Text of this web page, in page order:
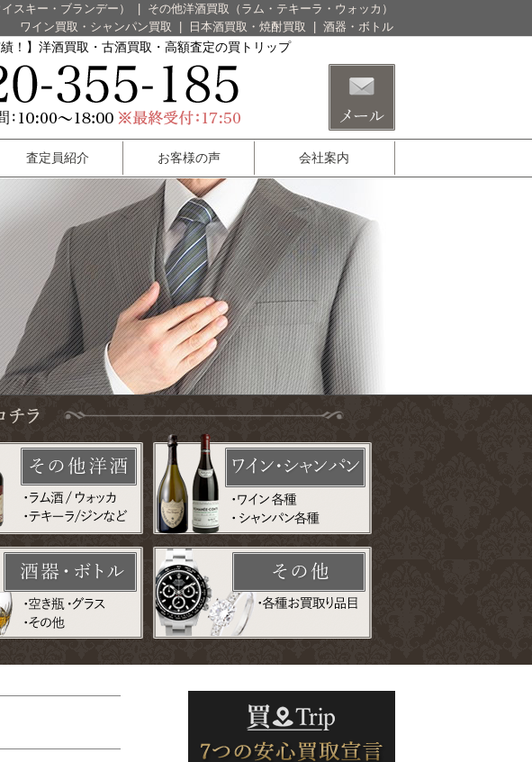
スキー・ブランデー）
その他洋酒買取（ラム・テキーラ・ウォッカ）
ワイン買取・シャンパン買取
日本酒買取・焼酎買取 酒器・ボトル
績！】洋酒買取・古酒買取・高額査定の買トリップ
査定員紹介 お客様の声 会社案内